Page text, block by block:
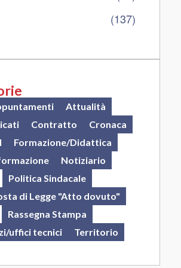
(137)
Attualità
Contratto
Cronaca
Formazione/Didattica
Notiziario
Politica Sindacale
di Legge "Atto dovuto"
Rassegna Stampa
uffici tecnici
Territorio